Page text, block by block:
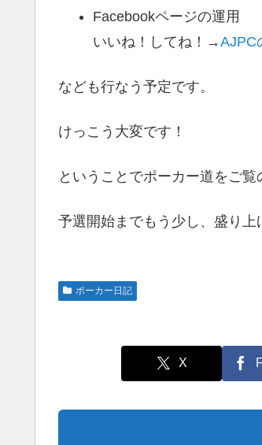
Facebookページの運用
いいね！してね！→AJPC
なども行なう予定です。
けっこう大変です！
ということでポーカー道をご
予選開始までもう少し、盛り上
ポーカー日記
X